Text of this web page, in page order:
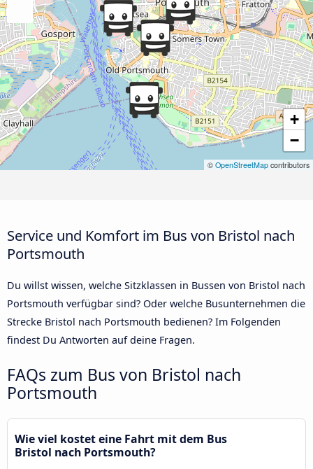
+
−
© OpenStreetMap contributors
Service und Komfort im Bus von Bristol nach
Portsmouth
Du willst wissen, welche Sitzklassen in Bussen von Bristol nach
Portsmouth verfügbar sind? Oder welche Busunternehmen die
Strecke Bristol nach Portsmouth bedienen? Im Folgenden
findest Du Antworten auf deine Fragen.
FAQs zum Bus von Bristol nach
Portsmouth
Wie viel kostet eine Fahrt mit dem Bus
Bristol nach Portsmouth?